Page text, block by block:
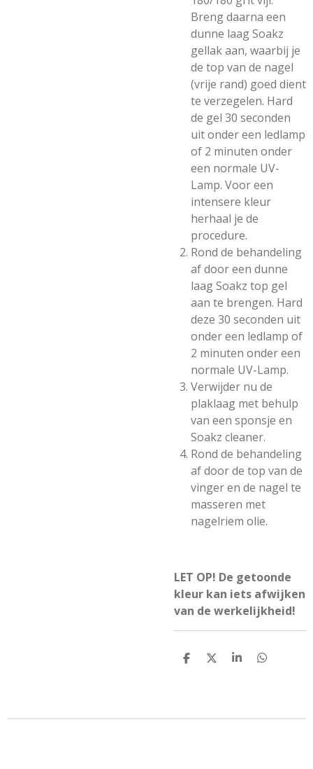
Breng daarna een
dunne laag Soakz
gellak aan, waarbij je
de top van de nagel
(vrije rand) goed dient
te verzegelen. Hard
de gel 30 seconden
uit onder een ledlamp
of 2 minuten onder
een normale UV-
Lamp. Voor een
intensere kleur
herhaal je de
procedure.
Rond de behandeling
af door een dunne
laag Soakz top gel
aan te brengen. Hard
deze 30 seconden uit
onder een ledlamp of
2 minuten onder een
normale UV-Lamp.
Verwijder nu de
plaklaag met behulp
van een sponsje en
Soakz cleaner.
Rond de behandeling
af door de top van de
vinger en de nagel te
masseren met
nagelriem olie.
LET OP! De getoonde
kleur kan iets afwijken
van de werkelijkheid!
D
D
S
D